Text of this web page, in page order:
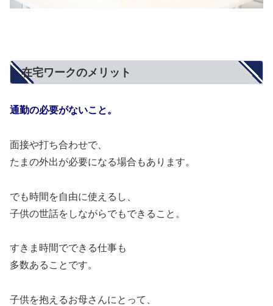
在宅ワークのメリット
通勤の必要がないこと。
面接や打ち合わせで、
たまの外出が必要になる場合もあります。
でも時間を自由に使えるし、
子供の世話をしながらでもできること。
すきま時間でできる仕事も
多数あることです。
子供を抱えるお母さんにとって、